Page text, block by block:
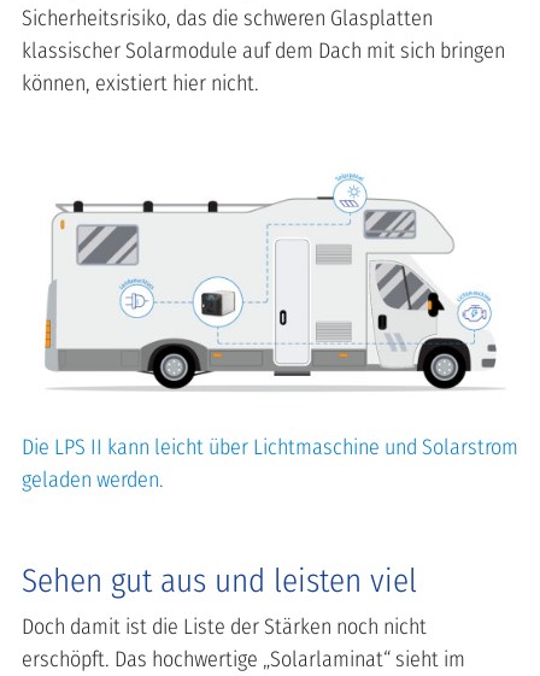
Sicherheitsrisiko, das die schweren Glasplatten
klassischer Solarmodule auf dem Dach mit sich bringen
können, existiert hier nicht.
Die LPS II kann leicht über Lichtmaschine und Solarstrom
geladen werden.
Sehen gut aus und leisten viel
Doch damit ist die Liste der Stärken noch nicht
erschöpft. Das hochwertige „Solarlaminat“ sieht im